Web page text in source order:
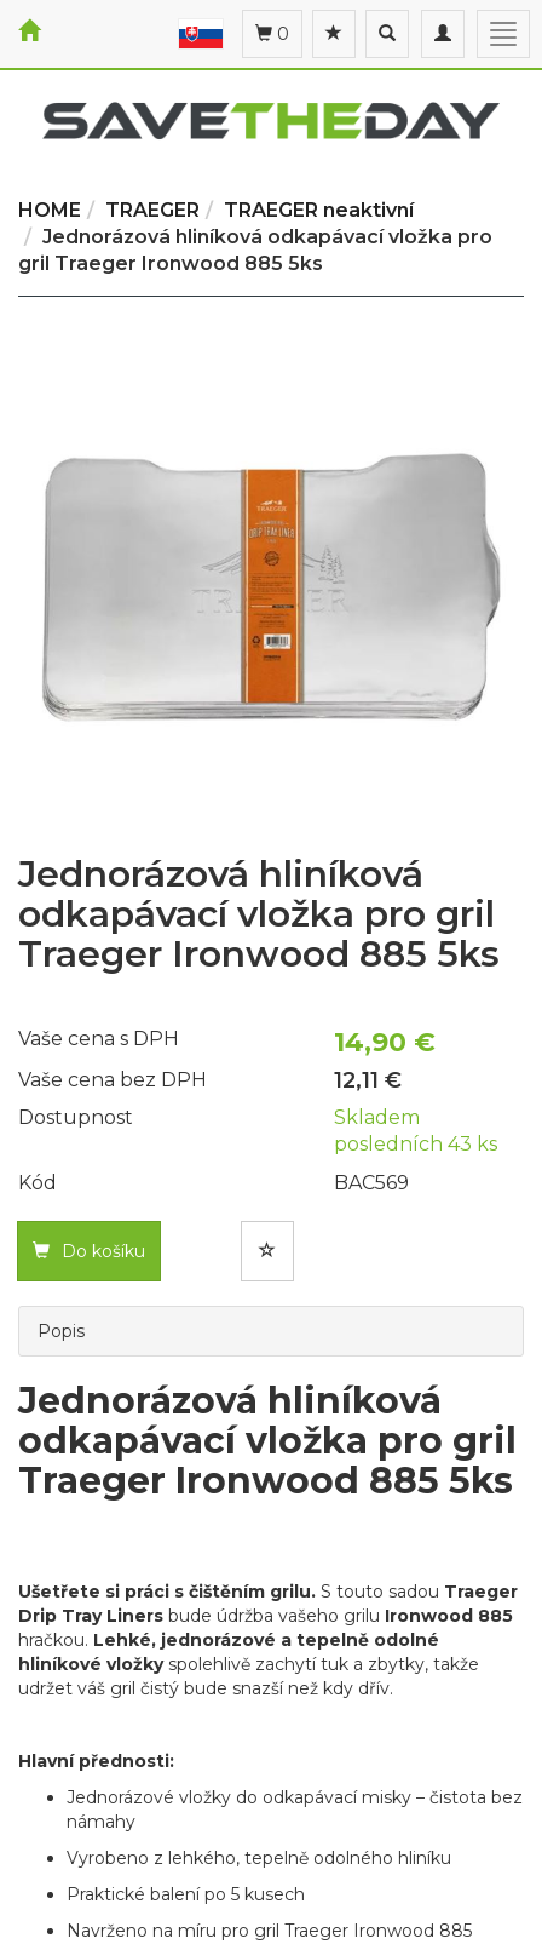
Toggle
navigation
Toggle
search
0
HOME TRAEGER
TRAEGER neaktivní
Jednorázová hliníková odkapávací vložka pro
gril Traeger Ironwood 885 5ks
Jednorázová hliníková
odkapávací vložka pro gril
Traeger Ironwood 885 5ks
Vaše cena s DPH 14,90 €
Vaše cena bez DPH 12,11 €
Dostupnost
Skladem
posledních 43 ks
Kód
BAC569
Do košíku
Popis
Jednorázová hliníková
odkapávací vložka pro gril
Traeger Ironwood 885 5ks
Ušetřete si práci s čištěním grilu. S touto sadou Traeger
Drip Tray Liners bude údržba vašeho grilu Ironwood 885
hračkou. Lehké, jednorázové a tepelně odolné
hliníkové vložkyspolehlivě zachytí tuk a zbytky, takže
udržet váš gril čistý bude snazší než kdy dřív.
Hlavní přednosti:
Jednorázové vložky do odkapávací misky – čistota bez
námahy
Vyrobeno z lehkého, tepelně odolného hliníku
Praktické balení po 5 kusech
Navrženo na míru pro gril Traeger Ironwood 885